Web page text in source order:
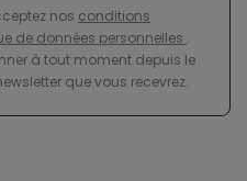
nos conditions
de données personnelles .
à tout moment depuis le
que vous recevrez.